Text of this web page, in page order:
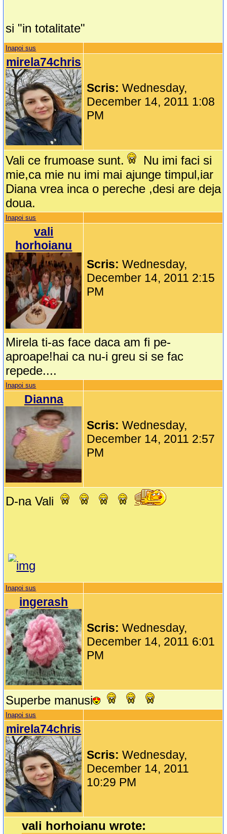
si "in totalitate"
Inapoi sus
mirela74chris
Scris:Wednesday,
December 14, 2011 1:08
PM
Vali ce frumoase sunt.
Nu imi faci si
mie,ca mie nu imi mai ajunge timpul,iar
Diana vrea inca o pereche ,desi are deja
doua.
Inapoi sus
vali
horhoianu
Scris:Wednesday,
December 14, 2011 2:15
PM
Mirela ti-as face daca am fi pe-
aproape!hai ca nu-i greu si se fac
repede....
Inapoi sus
Dianna
Scris:Wednesday,
December 14, 2011 2:57
PM
D-na Vali
Inapoi sus
ingerash
Scris:Wednesday,
December 14, 2011 6:01
PM
Superbe manusi
Inapoi sus
mirela74chris
Scris:Wednesday,
December 14, 2011
10:29 PM
vali horhoianu wrote: